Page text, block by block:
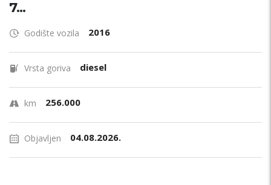
7...
Godište vozila 2016
Vrsta goriva diesel
km 256.000
Objavljen 04.08.2026.